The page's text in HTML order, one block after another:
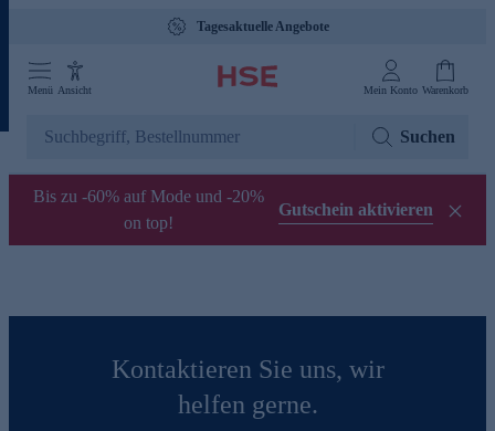
Tagesaktuelle Angebote
Menü Ansicht Mein Konto Warenkorb
Suchen
Bis zu -60% auf Mode und -20%
on top!
Gutschein aktivieren
Kontaktieren Sie uns, wir
helfen gerne.